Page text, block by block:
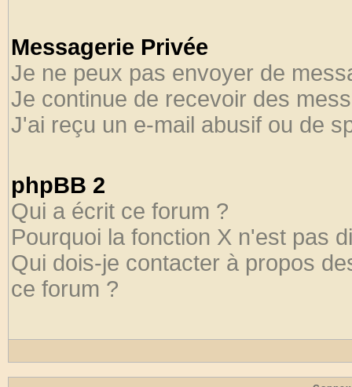
Messagerie Privée
Je ne peux pas envoyer de
Je continue de recevoir des
J'ai reçu un e-mail abusif ou de
phpBB 2
Qui a écrit ce forum ?
Pourquoi la fonction X n'est pas
Qui dois-je contacter à propos
ce forum ?